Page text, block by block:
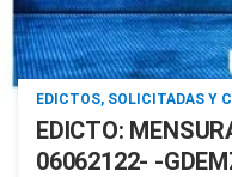
EDICTOS, SOLICITADAS Y
EDICTO:
06062122- -